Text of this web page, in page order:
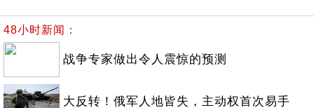
48小时新闻：
战争专家做出令人震惊的预测
大反转！俄军人地皆失，主动权首次易手